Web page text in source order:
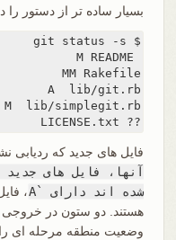
بسیار ساده تر از دستور را
$ git status -s
M README
MM Rakefile
A  lib/git.rb
M  lib/simplegit.rb
?? LICENSE.txt
فایل های جدید که ردیابی
آنها، فایل های
شده اند دارای `A
،
هستند. دو ستون در
وضعیت منطقه مرحله ای